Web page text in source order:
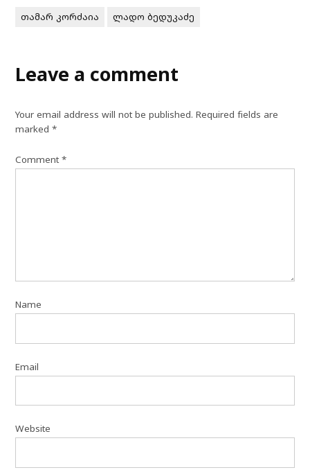
თამარ კორძაია ლადო ბედუკაძე
Leave a comment
Your email address will not be published. Required fields are
marked*
Comment*
Name
Email
Website